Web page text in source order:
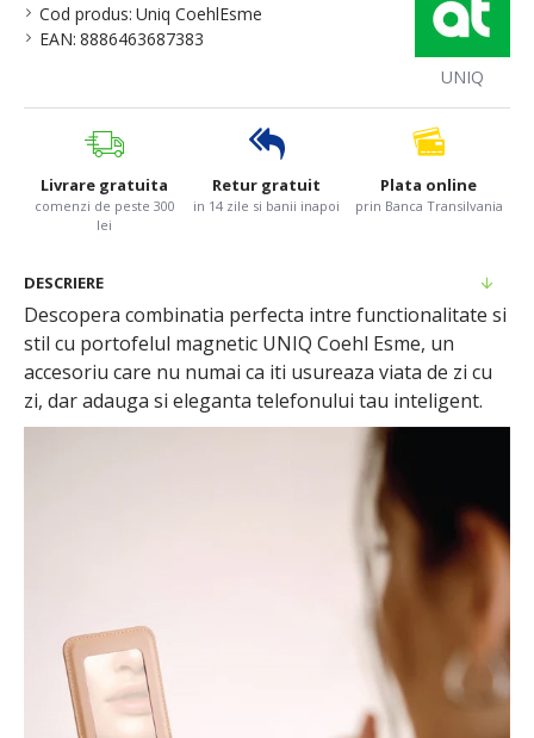
Cod produs: Uniq CoehlEsme
EAN: 8886463687383
UNIQ
Livrare gratuita
comenzi de peste 300
lei
Retur gratuit
in 14 zile si banii inapoi
Plata online
prin Banca Transilvania
DESCRIERE
Descopera combinatia perfecta intre functionalitate si
stil cu portofelul magnetic UNIQ Coehl Esme, un
accesoriu care nu numai ca iti usureaza viata de zi cu
zi, dar adauga si eleganta telefonului tau inteligent.